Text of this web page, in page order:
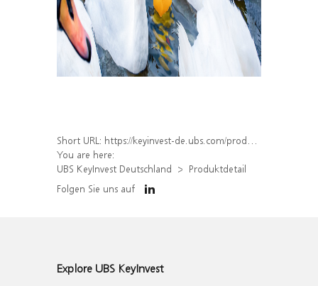
Short URL: https://keyinvest-de.ubs.com/produkt/detail/index/isin/DE000WA53KQ3
You are here:
UBS KeyInvest Deutschland
Produktdetail
Folgen Sie uns auf
Explore UBS KeyInvest